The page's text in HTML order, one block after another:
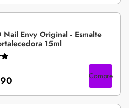
Nail Envy Original - Esmalte
15ml
Compre